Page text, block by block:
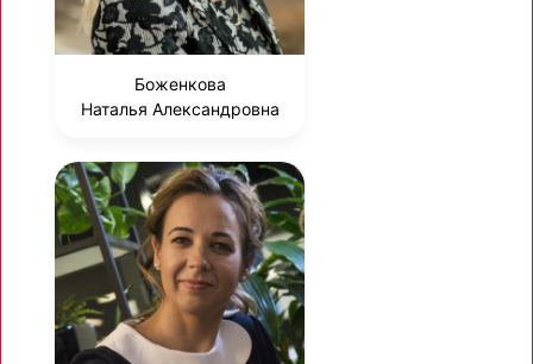
Боженкова
Наталья Александровна